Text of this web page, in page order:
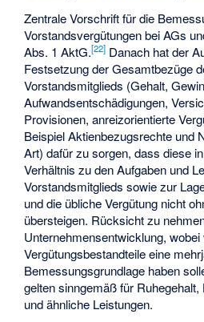
Zentrale Vorschrift für die
Vorstandsvergütungen bei AGs
Abs. 1 AktG.[22] Danach hat der
Festsetzung der Gesamtbezüge
Vorstandsmitglieds (Gehalt,
Aufwandsentschädigungen,
Provisionen, anreizorientierte
Beispiel Aktienbezugsrechte und
Art) dafür zu sorgen, dass diese
Verhältnis zu den Aufgaben und
Vorstandsmitglieds sowie zur
und die übliche Vergütung nicht
übersteigen. Rücksicht zu
Unternehmensentwicklung, wobei
Vergütungsbestandteile eine
Bemessungsgrundlage haben
gelten sinngemäß für
und ähnliche Leistungen.